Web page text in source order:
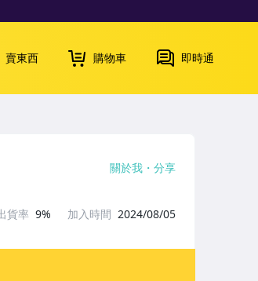
賣東西 購物車 即時通
關於我 分享
貨率 9% 加入時間 2024/08/05